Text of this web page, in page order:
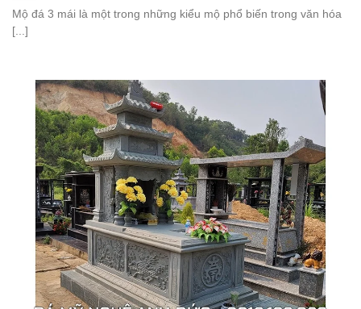
Mộ đá 3 mái là một trong những kiểu mộ phổ biến trong văn hóa
[...]